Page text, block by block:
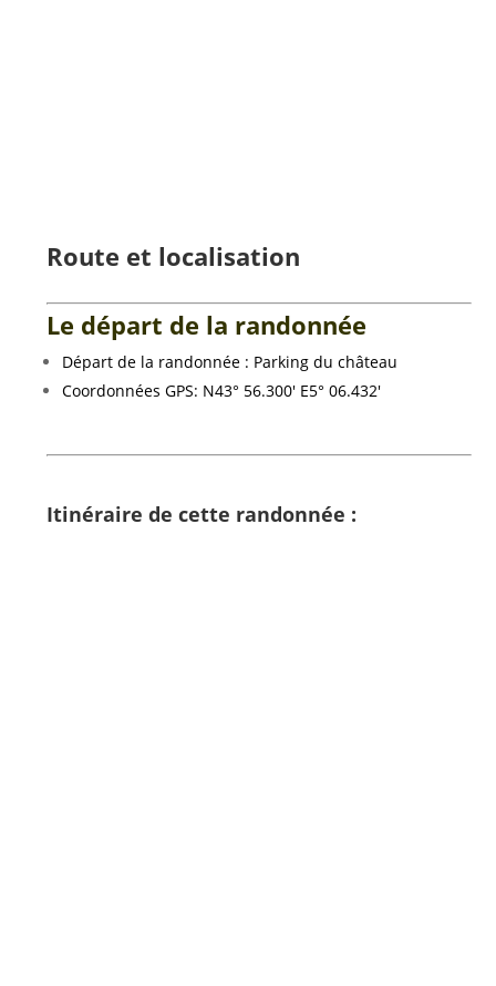
Route et localisation
Le départ de la randonnée
Départ de la randonnée : Parking du château
Coordonnées GPS: N43° 56.300′ E5° 06.432′
Itinéraire de cette randonnée :